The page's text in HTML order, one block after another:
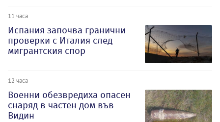
11 часа
Испания започва гранични
проверки с Италия след
мигрантския спор
12 часа
Военни обезвредиха опасен
снаряд в частен дом във
Видин